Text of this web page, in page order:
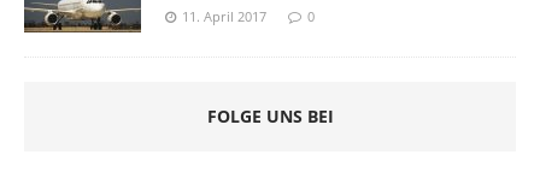
11. April 2017 0
FOLGE UNS BEI